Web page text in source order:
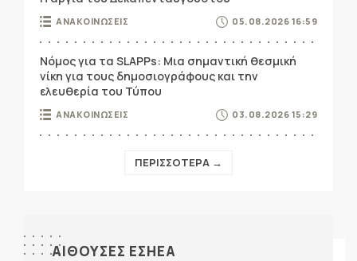
ΑΝΑΚΟΙΝΩΣΕΙΣ 05.08.2026 16:59
Νόμος για τα SLAPPs: Μια σημαντική θεσμική
νίκη για τους δημοσιογράφους και την
ελευθερία του Τύπου
ΑΝΑΚΟΙΝΩΣΕΙΣ 03.08.2026 15:29
ΠΕΡΙΣΣΟΤΕΡΑ →
ΑΙΘΟΥΣΕΣ ΕΣΗΕΑ